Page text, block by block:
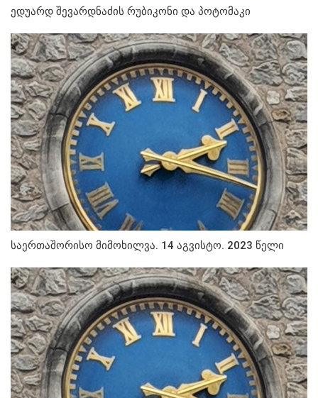
ედუარდ შევარდნაძის რუბიკონი და პოტომაკი
საერთაშორისო მიმოხილვა. 14 აგვისტო. 2023 წელი